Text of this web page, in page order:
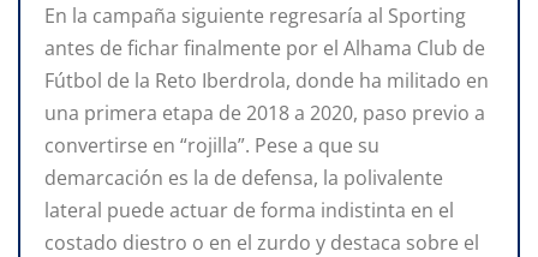
En la campaña siguiente regresaría al Sporting
antes de fichar finalmente por el Alhama Club de
Fútbol de la Reto Iberdrola, donde ha militado en
una primera etapa de 2018 a 2020, paso previo a
convertirse en “rojilla”. Pese a que su
demarcación es la de defensa, la polivalente
lateral puede actuar de forma indistinta en el
costado diestro o en el zurdo y destaca sobre el